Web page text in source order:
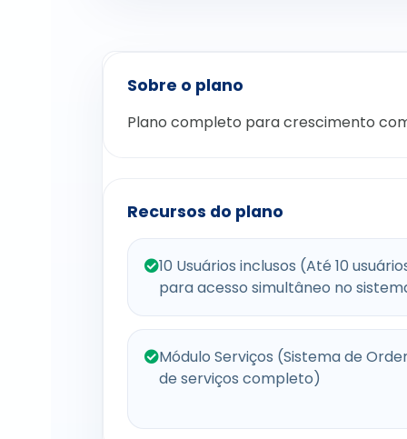
Sobre o plano
Plano completo para crescimento
Recursos do plano
10 Usuários inclusos (Até 10
para acesso simultâneo no
Módulo Serviços (Sistema de
de serviços completo)